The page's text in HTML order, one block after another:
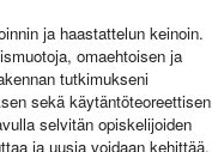
ja haastattelun keinoin.
omaehtoisen ja
tutkimukseni
sekä käytäntöteoreettisen
selvitän opiskelijoiden
ja uusia voidaan kehittää.